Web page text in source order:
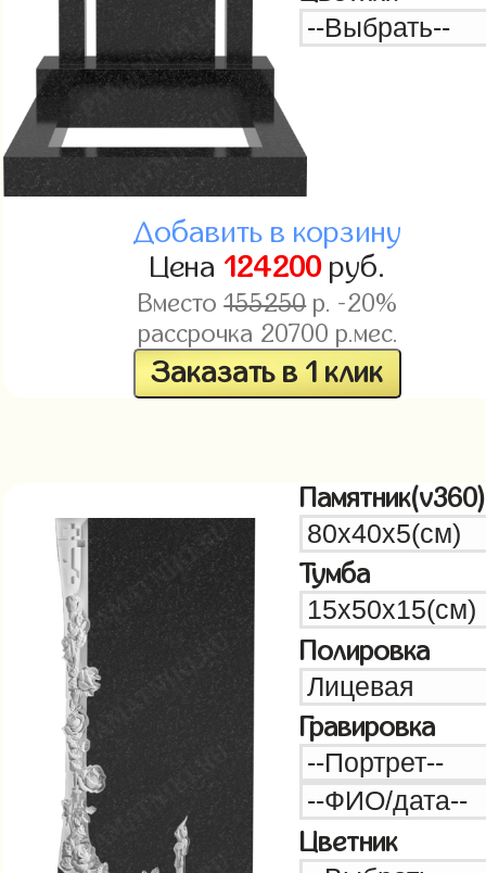
Добавить в корзину
Цена 124200руб.
Вместо155250р. -20%
рассрочка 20700 р.мес.
Заказать в 1 клик
Памятник(v360)
Тумба
Полировка
Гравировка
Цветник